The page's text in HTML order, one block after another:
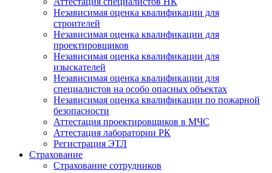
Независимая оценка квалификации для
строителей
Независимая оценка квалификации для
проектировщиков
Независимая оценка квалификации для
изыскателей
Независимая оценка квалификации для
специалистов на особо опасных объектах
Независимая оценка квалификации по пожарной
безопасности
Аттестация проектировщиков в МЧС
Аттестация лаборатории РК
Регистрация ЭТЛ
Страхование
Страхование сотрудников